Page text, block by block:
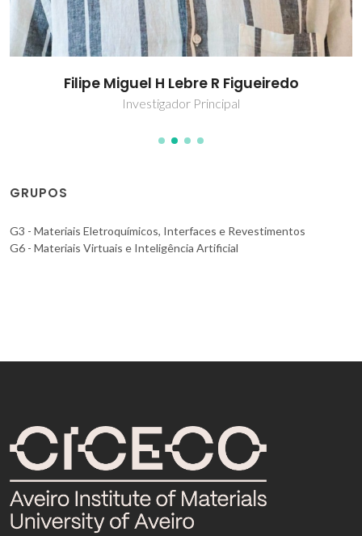
Filipe Miguel H Lebre R Figueiredo
Investigador Principal
GRUPOS
G3 - Materiais Eletroquímicos, Interfaces e Revestimentos
G6 - Materiais Virtuais e Inteligência Artificial